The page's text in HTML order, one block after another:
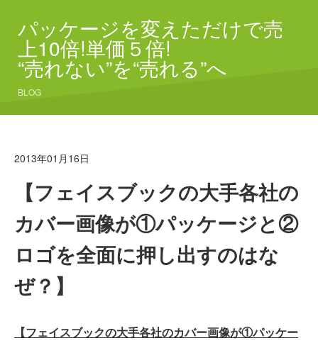
パッケージを変えただけで売
上10倍!単価５倍!
“売れない”を“売れる”へ
BLOG
2013年01月16日
【フェイスブックの大手各社の
カバー画像が①パッケージと②
ロゴを全面に押し出すのはな
ぜ？】
【フェイスブックの大手各社のカバー画像が①パッケー